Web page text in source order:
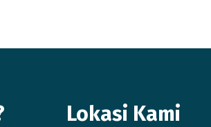
Lokasi Kami